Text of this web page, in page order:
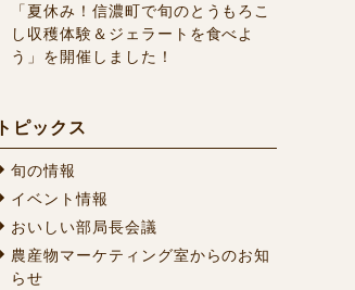
「夏休み！信濃町で旬のとうもろこ
し収穫体験＆ジェラートを食べよ
う」を開催しました！
トピックス
旬の情報
イベント情報
おいしい部局長会議
農産物マーケティング室からのお知
らせ